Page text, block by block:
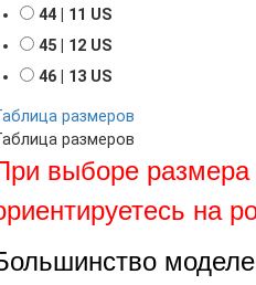
44 | 11 US
45 | 12 US
46 | 13 US
размеров
размеров
выборе размера
на